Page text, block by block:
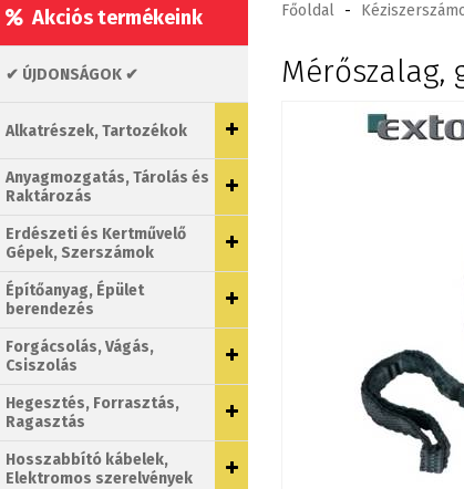
Akciós termékeink
✔ ÚJDONSÁGOK ✔
Alkatrészek, Tartozékok
Anyagmozgatás, Tárolás és
Raktározás
Erdészeti és Kertművelő
Gépek, Szerszámok
Építőanyag, Épület
berendezés
Forgácsolás, Vágás,
Csiszolás
Hegesztés, Forrasztás,
Ragasztás
Hosszabbító kábelek,
Elektromos szerelvények
Főoldal -
Mérőszalag,